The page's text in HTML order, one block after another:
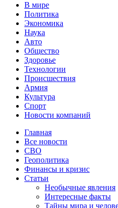
В мире
Политика
Экономика
Наука
Авто
Общество
Здоровье
Технологии
Происшествия
Армия
Культура
Спорт
Новости компаний
Главная
Все новости
СВО
Геополитика
Финансы и кризис
Статьи
Необычные явления
Интересные факты
Тайны мира и